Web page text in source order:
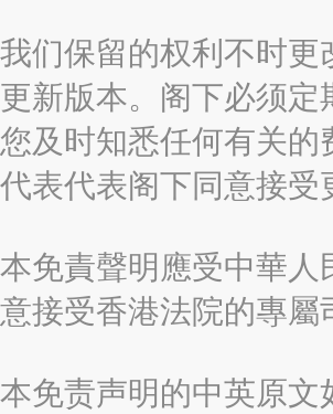
我们保留的权利不时
更新版本。阁下必须
您及时知悉任何有关
代表代表阁下同意接
本免責聲明應受中華
意接受香港法院的專屬
本免责声明的中英原